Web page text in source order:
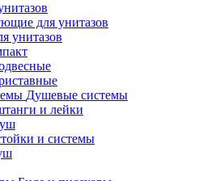
для унитазов
унитазов
Душевые системы
и лейки
и системы